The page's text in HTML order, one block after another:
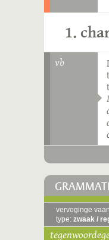
1.
vb
vervoginge
type: zwaak /